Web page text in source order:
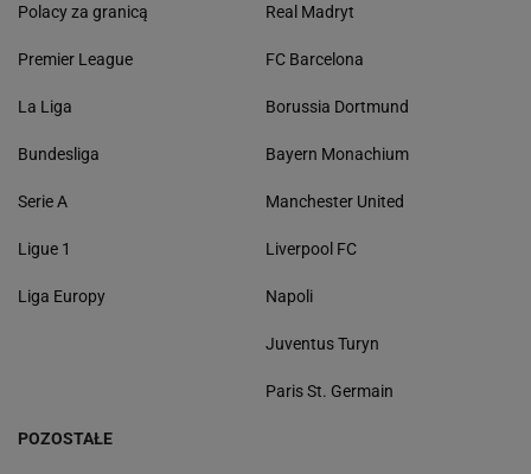
Polacy za granicą
Premier League
La Liga
Bundesliga
Serie A
Ligue 1
Liga Europy
Real Madryt
FC Barcelona
Borussia Dortmund
Bayern Monachium
Manchester United
Liverpool FC
Napoli
Juventus Turyn
Paris St. Germain
POZOSTAŁE